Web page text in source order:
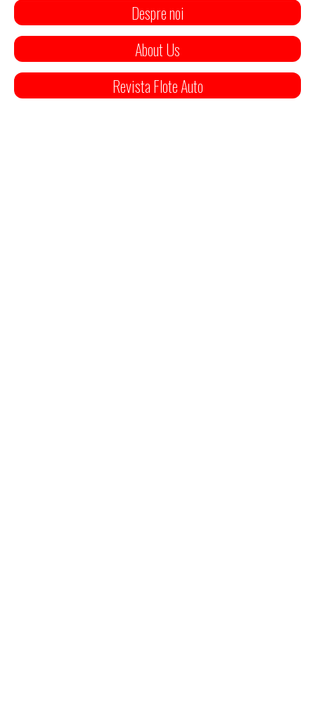
Despre noi
About Us
Revista Flote Auto